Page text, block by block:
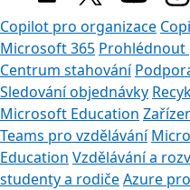
Copilot pro organizace
Microsoft 365
Centrum stahování
Sledování objednávky
Microsoft Education
Teams pro vzdělávání
Education Vzdělávání a
studenty a rodičeAzure